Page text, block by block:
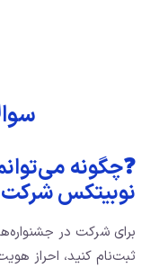
❓چگونه
نوبیتکس
برای شرکت در
ثبت‌نام کنید، احراز